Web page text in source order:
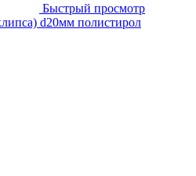
Быстрый просмотр
d20мм полистирол